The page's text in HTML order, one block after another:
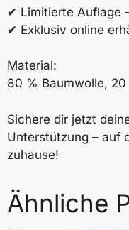
✔ Limitierte Auflage
✔ Exklusiv online
Material:
80 % Baumwolle,
Sichere dir jetzt
Unterstützung – auf
zuhause!
Ähnliche